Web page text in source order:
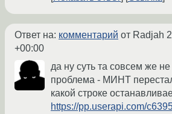
Ответ на: комментарий от Radjah
+00:00
да ну суть та совсем же
проблема - МИНТ
какой строке
https://pp.userapi.com/